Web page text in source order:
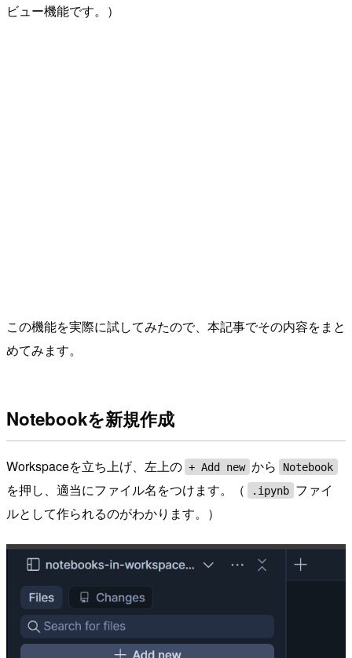
ビュー機能です。）
この機能を実際に試してみたので、本記事でその内容をまと
めてみます。
Notebookを新規作成
Workspaceを立ち上げ、左上の + Add new から Notebook
を押し、適当にファイル名をつけます。（ .ipynb ファイ
ルとして作られるのがわかります。）